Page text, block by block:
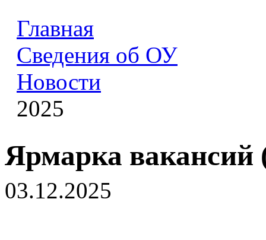
Главная
Сведения об ОУ
Новости
2025
Ярмарка вакансий
03.12.2025